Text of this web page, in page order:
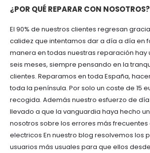
¿POR QUÉ REPARAR CON NOSOTROS?
El 90% de nuestros clientes regresan
calidez que intentamos dar a día a día en
manera en todas nuestras reparación hay
seis meses, siempre pensando en la
clientes. Reparamos en toda España,
toda la península. Por solo un coste de 15
recogida. Además nuestro esfuerzo de
llevado a que la vanguardia haya hecho
nosotros sobre los errores más
electricos En nuestro blog resolvemos los
usuarios más usuales para que ellos